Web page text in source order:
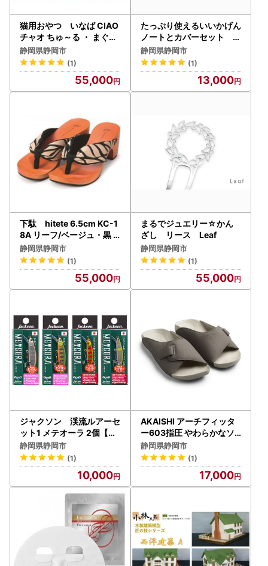
猫用おやつ いなば CIAO
チャオ ちゅ～る ・ まぐろ
バラエティ320本 （14ｇ4
0ｘ8袋）セット（ キャッ
トフード ペットフード ）
静岡県静岡市
(1)
55,000
たっぷり使えるいいかげん
ノートとカバーセット モ
ンブラン■
静岡県静岡市
(1)
13,000
下駄 hitete 6.5cm KC-1
8A リーフ/ベージュ・黒
Mサイズ
静岡県静岡市
(1)
55,000
まるでジュエリー☆かん
ざし リース Leaf
静岡県静岡市
(1)
55,000
ジャクソン 渓流ルアーセ
ット1 メテオーラ 2個【釣
り具 ルアー アウトドア キ
ャンプ】◆
静岡県静岡市
(1)
10,000
AKAISHI アーチフィッタ
ー603指圧 やわらかなソ
フト指圧の室内履きサンダ
ル【チャコール】＜Lサイ
ズ＞□
静岡県静岡市
(1)
17,000